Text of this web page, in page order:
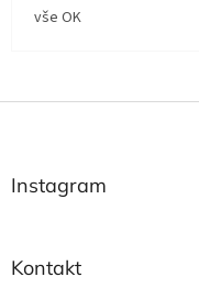
vše OK
Z
Instagram
Kontakt